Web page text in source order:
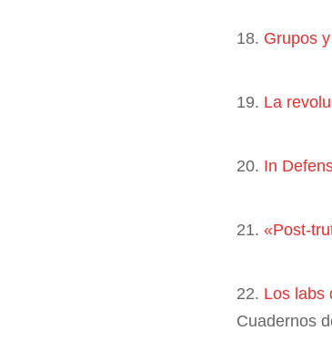
18. Grupos
19. La
20. In
21.«Post-
22. Los labs
Cuadernos